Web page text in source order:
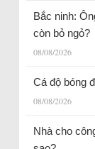
Bắc ninh:
còn bỏ ngỏ?
08/08/2026
Cá độ bóng
08/08/2026
Nhà cho